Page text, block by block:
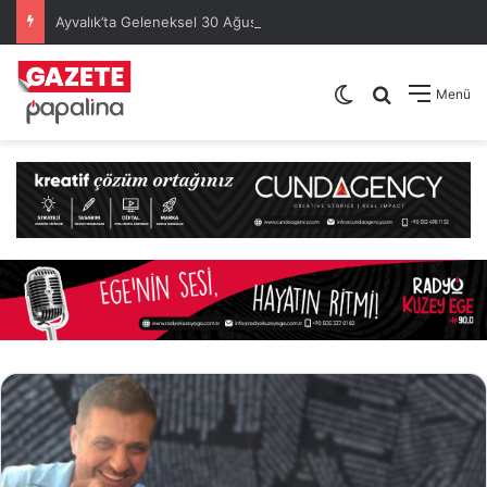
Menü
Arama yap
Dış görünümü